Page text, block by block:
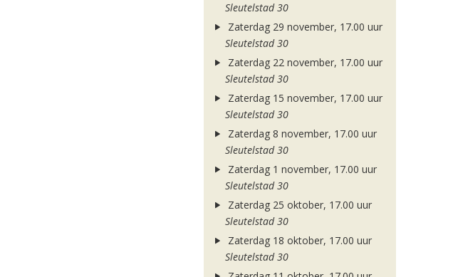
Sleutelstad 30
Zaterdag 29 november, 17.00 uur
Sleutelstad 30
Zaterdag 22 november, 17.00 uur
Sleutelstad 30
Zaterdag 15 november, 17.00 uur
Sleutelstad 30
Zaterdag 8 november, 17.00 uur
Sleutelstad 30
Zaterdag 1 november, 17.00 uur
Sleutelstad 30
Zaterdag 25 oktober, 17.00 uur
Sleutelstad 30
Zaterdag 18 oktober, 17.00 uur
Sleutelstad 30